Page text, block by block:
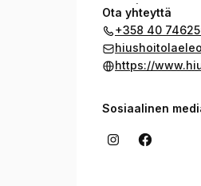
ym ym).
Tahdon
sitten ”herkkis”
Ota yhteyttä
+358 40
https://
Sosiaalinen